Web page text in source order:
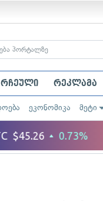
რჩეული რეკლამა
ეკონომიკა მეტი